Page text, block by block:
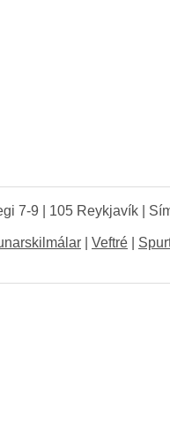
7-9 | 105 Reykjavík |
Veftré